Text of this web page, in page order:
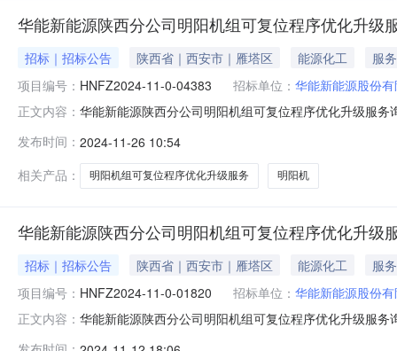
华能新能源陕西分公司明阳机组可复位程序优化升级
招标｜招标公告 陕西省｜西安市｜雁塔区 能源化工
服务
项目编号： HNFZ2024-11-0-04383 招标单位： 华能新能源股份
正文内容： 华能新能源陕西分公司明阳机组可复位程序优化升级服
台明阳机组可复位程序优化升级工作，需完成42台机组
料编码物料描述物料
发布时间： 2024-11-26 10:54
相关产品：
明阳机组可复位程序优化升级服务 明阳机
华能新能源陕西分公司明阳机组可复位程序优化升级
招标｜招标公告 陕西省｜西安市｜雁塔区 能源化工
服务
项目编号： HNFZ2024-11-0-01820 招标单位： 华能新能源股份
正文内容： 华能新能源陕西分公司明阳机组可复位程序优化升级服